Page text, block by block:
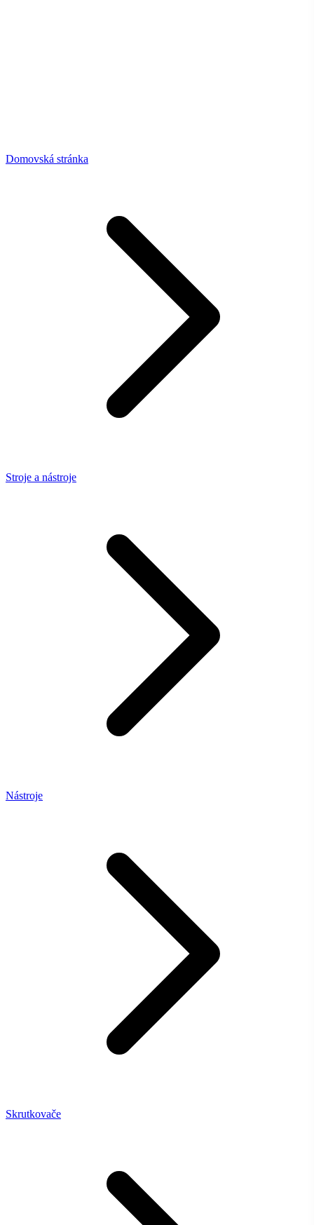
Domovská stránka
Stroje a nástroje
Nástroje
Skrutkovače